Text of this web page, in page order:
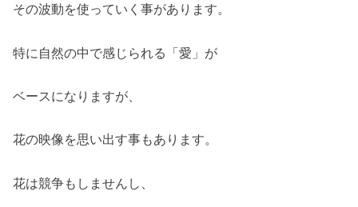
その波動を使っていく事があります。
特に自然の中で感じられる「愛」が
ベースになりますが、
花の映像を思い出す事もあります。
花は競争もしませんし、